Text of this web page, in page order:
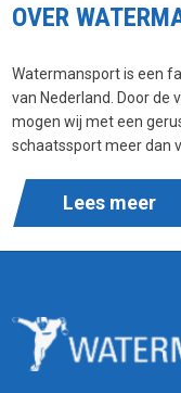
OVER
Watermansport is een
van Nederland. Door de
mogen wij met een
schaatssport meer dan
Lees meer